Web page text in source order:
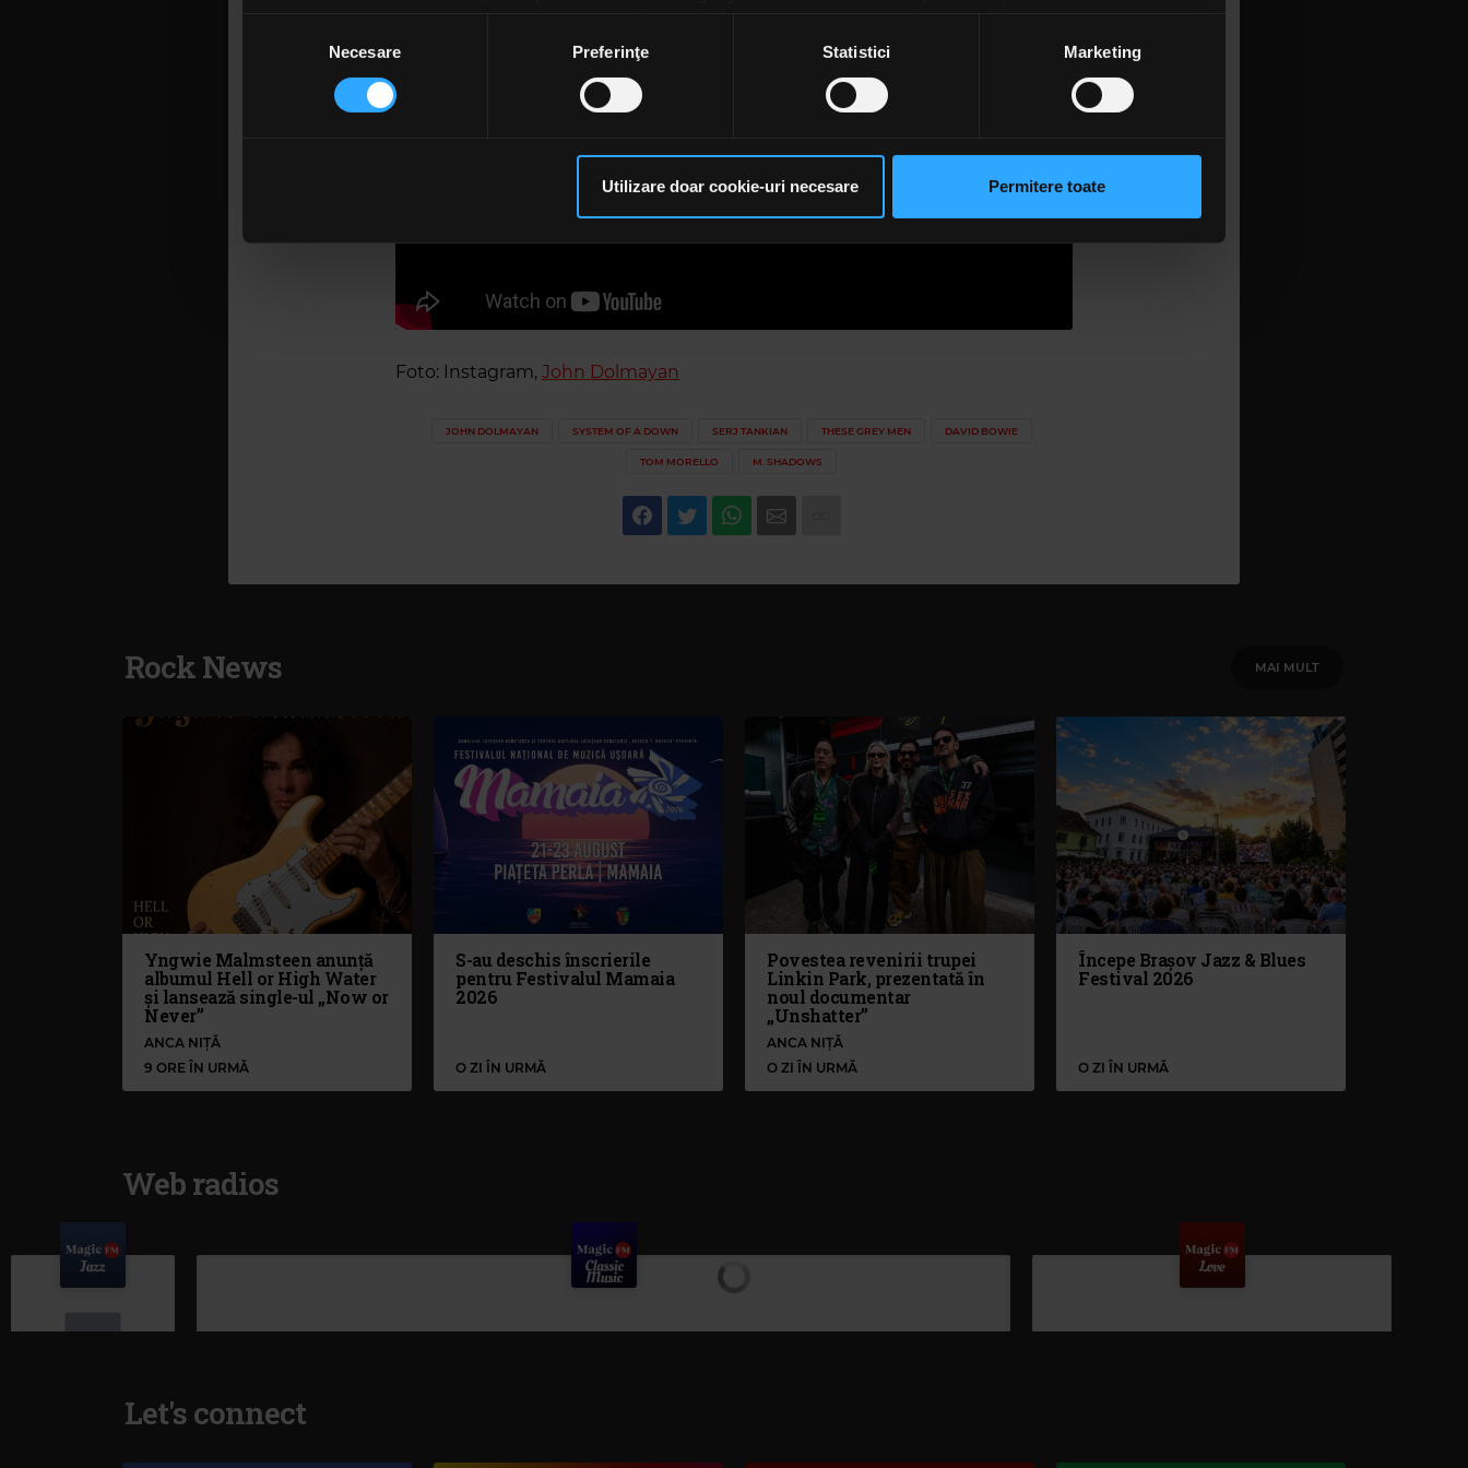
Găsiți mai multe informații despre procesarea datelor dvs. personale și configurați-vă preferințele la
secțiunea cu detalii
Vă puteți modifica sau retrage oricând acordul din Declarația despre modulele cookie.
traficul. De asemenea, le oferim partenerilor de rețele sociale, de publicitate și de analize informații cu privire la modul în
care folosiți site-ul nostru. Aceștia le pot combina cu alte informații oferite de dvs. sau culese în urma folosirii serviciilor
consimțământului
Necesare Preferinţe Statistici Marketing
Utilizare doar cookie-uri necesare Permitere toate
Foto: Instagram, John Dolmayan
JOHN DOLMAYAN SYSTEM OF A DOWN SERJ TANKIAN THESE GREY MEN DAVID BOWIE
TOM MORELLO M. SHADOWS
Rock News MAI MULT
Yngwie Malmsteen anunță
albumul Hell or High Water
și lansează single-ul „Now or
Never”
ANCA NIȚĂ
9 ORE ÎN URMĂ
S-au deschis înscrierile
pentru Festivalul Mamaia
2026
O ZI ÎN URMĂ
Povestea revenirii trupei
Linkin Park, prezentată în
noul documentar
„Unshatter”
ANCA NIȚĂ
O ZI ÎN URMĂ
Începe Brașov Jazz & Blues
Festival 2026
O ZI ÎN URMĂ
Web radios
Let's connect